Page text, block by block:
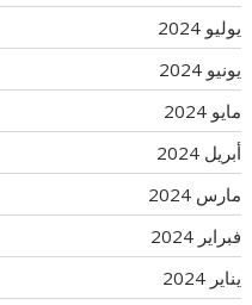
يوليو 2024
يونيو 2024
مايو 2024
أبريل 2024
مارس 2024
فبراير 2024
يناير 2024